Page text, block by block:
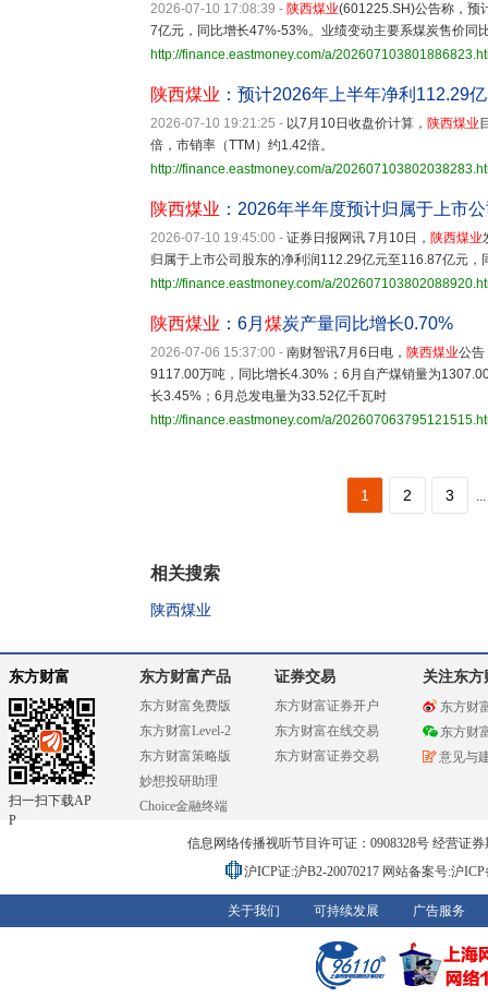
2026-07-10 17:08:39 - 陕西煤业(601225.SH)公告称，预
7亿元，同比增长47%-53%。业绩变动主要系煤炭售价同
http://finance.eastmoney.com/a/
陕西煤业 ：预计2026年上半年净利112.29
2026-07-10 19:21:25 - 以7月10日收盘价计算， 陕西煤业
倍，市销率（TTM）约1.42倍。
http://finance.eastmoney.com/a/
陕西煤业 ：2026年半年度预计归属于上市
2026-07-10 19:45:00 - 证券日报网讯 7月10日， 陕西煤业
归属于上市公司股东的净利润112.29亿元至116.87亿元，
http://finance.eastmoney.com/a/
陕西煤业 ：6月 煤炭产量同比增长0.70%
2026-07-06 15:37:00 - 南财智讯7月6日电， 陕西煤业公告
9117.00万吨，同比增长4.30%；6月自产煤销量为
长3.45%；6月总发电量为33.52亿千瓦时
http://finance.eastmoney.com/a/
1 2 3 ...
相关搜索
陕西煤业
东方财富
扫一扫下载AP
P
东方财富产品
东方财富免费版
东方财富Level-2
东方财富策略版
妙想投研助理
Choice金融终端
证券交易
东方财富证券开户
东方财富在线交易
东方财富证券交易
关注东方
东方财
东方财
意见与
信息网络传播视听节目许可证：0908328号 经营证
沪ICP证:沪B2-20070217 网站备案号:沪
关于我们 可持续发展 广告服务